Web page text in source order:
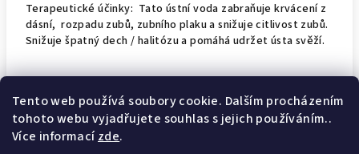
Tento web používá soubory cookie. Dalším procházením
tohoto webu vyjadřujete souhlas s jejich používáním..
Více informacízde.
Terapeutické účinky: Tato ústní voda zabraňuje krvácení z
dásní, rozpadu zubů, zubního plaku a snižuje citlivost zubů.
Snižuje špatný dech / halitózu a pomáhá udržet ústa svěží.
: Důkladně vypláchněte ústa po dobu cca 30 sekund
a vyplivněte. V případě potřeby možno i zředit v okamžiku
použití čistou vodou.